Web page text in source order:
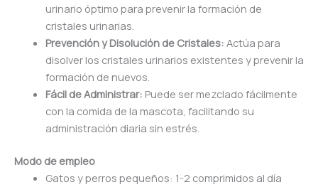
urinario óptimo para prevenir la formación de
cristales urinarias.
Prevención y Disolución de Cristales: Actúa para
disolver los cristales urinarios existentes y prevenir la
formación de nuevos.
Fácil de Administrar: Puede ser mezclado fácilmente
con la comida de la mascota, facilitando su
administración diaria sin estrés.
Modo de empleo
Gatos y perros pequeños: 1-2 comprimidos al día